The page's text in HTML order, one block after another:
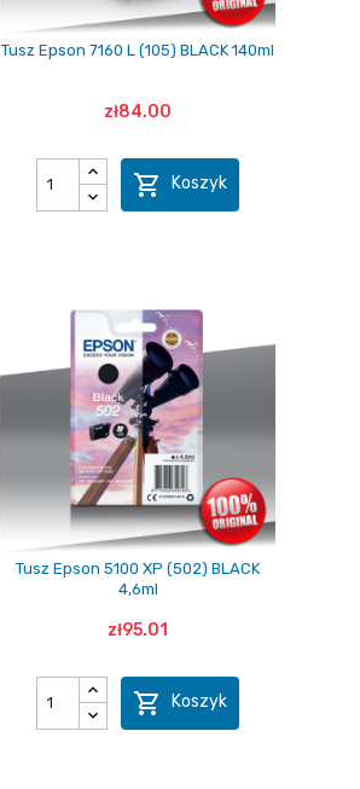
Tusz Epson 7160 L (105) BLACK 140ml
zł84.00
 Koszyk
Tusz Epson 5100 XP (502) BLACK
4,6ml
zł95.01
 Koszyk